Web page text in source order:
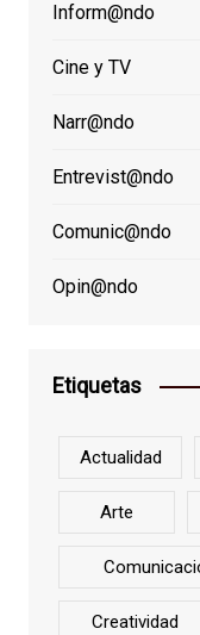
Inform@ndo
Cine y TV
Narr@ndo
Entrevist@ndo
Comunic@ndo
Opin@ndo
Etiquetas
Actualidad
Arte
Creatividad